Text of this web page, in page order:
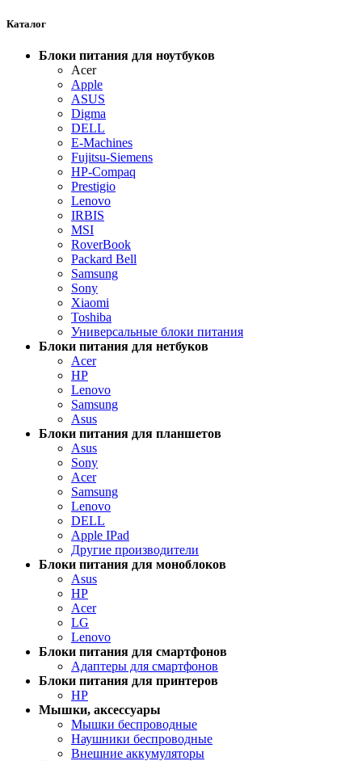
Каталог
Блоки питания для ноутбуков
Acer
Apple
ASUS
Digma
DELL
E-Machines
Fujitsu-Siemens
HP-Compaq
Prestigio
Lenovo
IRBIS
MSI
RoverBook
Packard Bell
Samsung
Sony
Xiaomi
Toshiba
Универсальные блоки питания
Блоки питания для нетбуков
Acer
HP
Lenovo
Samsung
Asus
Блоки питания для планшетов
Asus
Sony
Acer
Samsung
Lenovo
DELL
Apple IPad
Другие производители
Блоки питания для моноблоков
Asus
HP
Acer
LG
Lenovo
Блоки питания для смартфонов
Адаптеры для смартфонов
Блоки питания для принтеров
HP
Мышки, аксессуары
Мышки беспроводные
Наушники беспроводные
Внешние аккумуляторы